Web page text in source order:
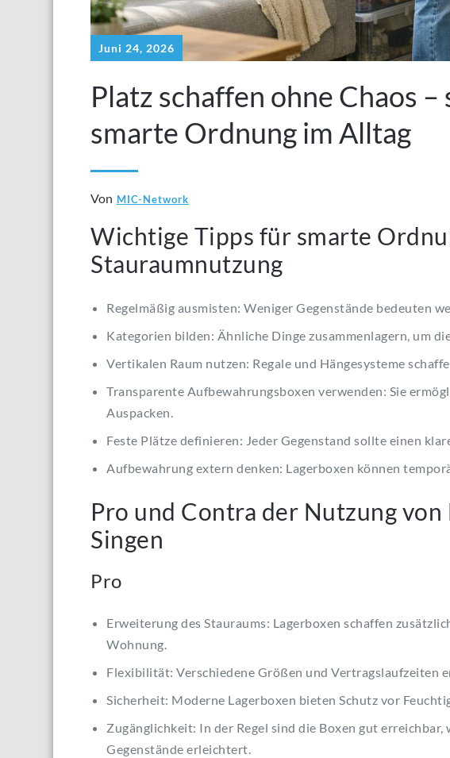
Juni 24, 2026
Platz schaffen ohne Chaos –
smarte Ordnung im Alltag
Von MIC-Network
Wichtige Tipps für smarte
Stauraumnutzung
Regelmäßig ausmisten: Weniger Gegenstände bedeuten
Kategorien bilden: Ähnliche Dinge zusammenlagern, um
Vertikalen Raum nutzen: Regale und Hängesysteme
Transparente Aufbewahrungsboxen verwenden: Sie
Auspacken.
Feste Plätze definieren: Jeder Gegenstand sollte einen
Aufbewahrung extern denken: Lagerboxen können
Pro und Contra der Nutzung von
Singen
Pro
Erweiterung des Stauraums: Lagerboxen schaffen
Wohnung.
Flexibilität: Verschiedene Größen und Vertragslaufzeiten
Sicherheit: Moderne Lagerboxen bieten Schutz vor
Zugänglichkeit: In der Regel sind die Boxen gut erreichbar,
Gegenstände erleichtert.